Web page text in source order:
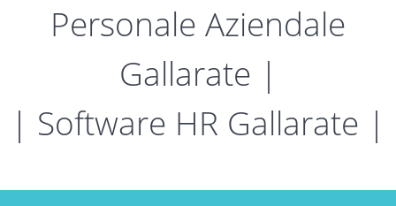
Personale Aziendale
Gallarate |
| Software HR Gallarate |